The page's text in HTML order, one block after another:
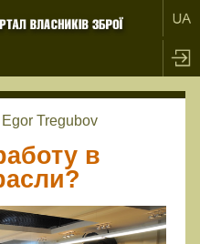
Egor Tregubov
в